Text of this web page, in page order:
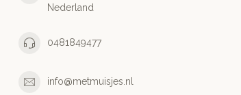
Nederland
0481849477
info@metmuisjes.nl